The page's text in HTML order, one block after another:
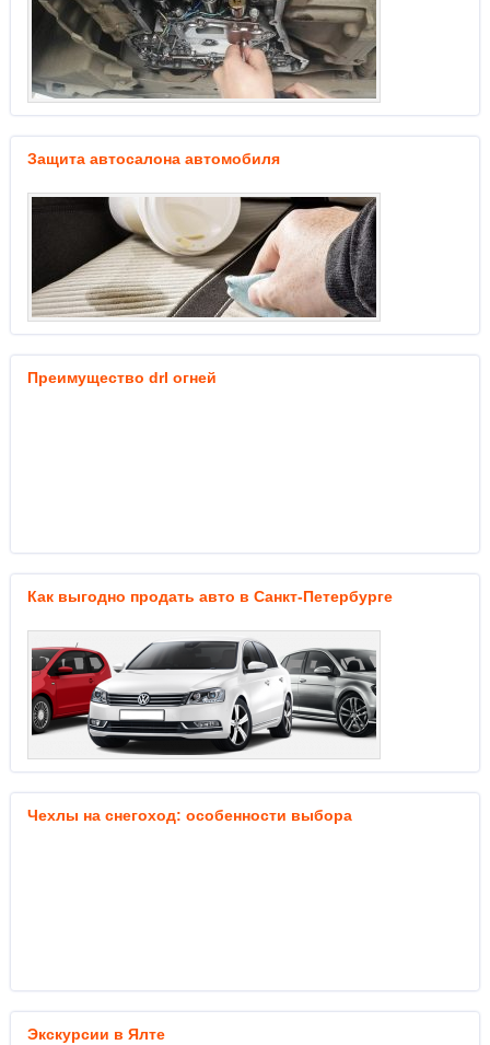
Защита автосалона автомобиля
Преимущество drl огней
Как выгодно продать авто в Санкт-Петербурге
Чехлы на снегоход: особенности выбора
Экскурсии в Ялте